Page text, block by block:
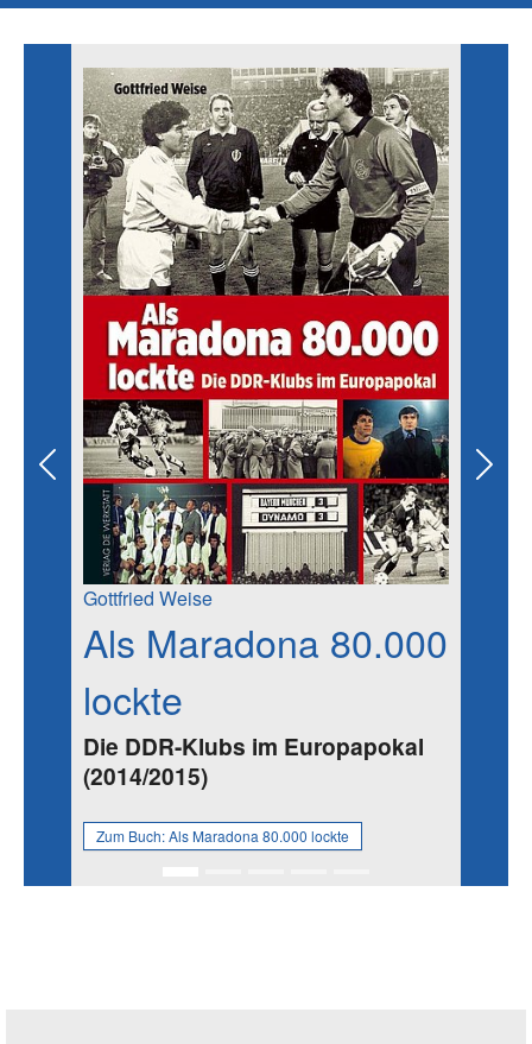
Gottfried Weise
Als Maradona 80.000
lockte
Die DDR-Klubs im Europapokal
(2014/2015)
Zum Buch:Als Maradona 80.000 lockte
Previous Next